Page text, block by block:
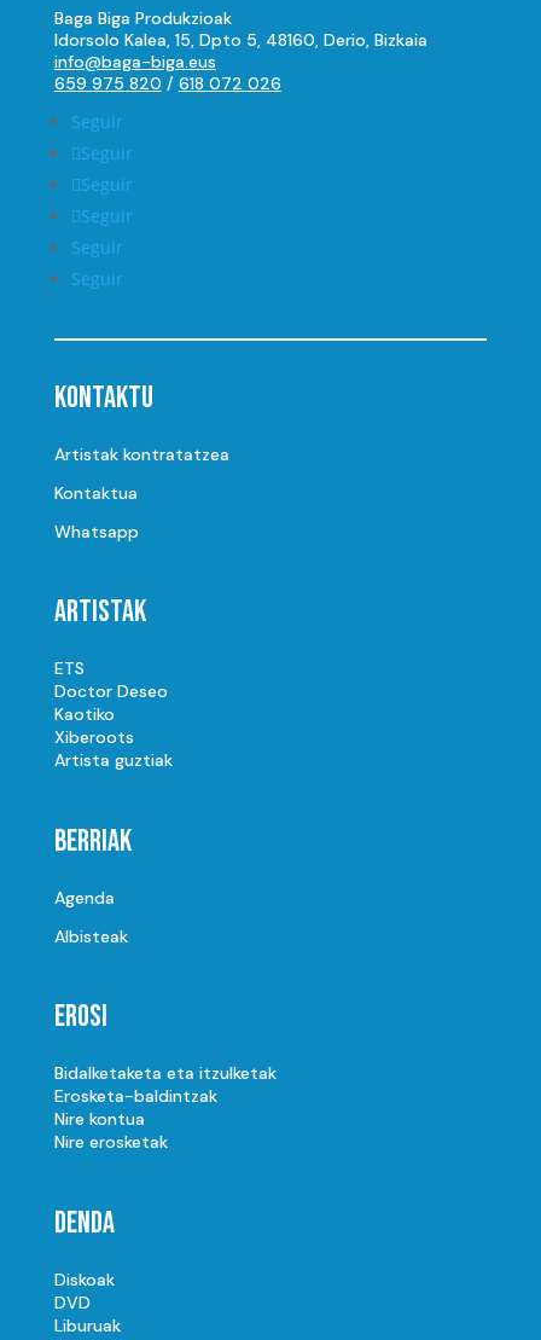
Baga Biga Produkzioak
Idorsolo Kalea, 15, Dpto 5, 48160, Derio, Bizkaia
info@baga-biga.eus
659 975 820 / 618 072 026
Seguir
Seguir
Seguir
Seguir
Seguir
Seguir
Kontaktu
Artistak kontratatzea
Kontaktua
Whatsapp
Artistak
ETS
Doctor Deseo
Kaotiko
Xiberoots
Artista guztiak
Berriak
Agenda
Albisteak
Erosi
Bidalketaketa eta itzulketak
Erosketa-baldintzak
Nire kontua
Nire erosketak
Denda
Diskoak
DVD
Liburuak